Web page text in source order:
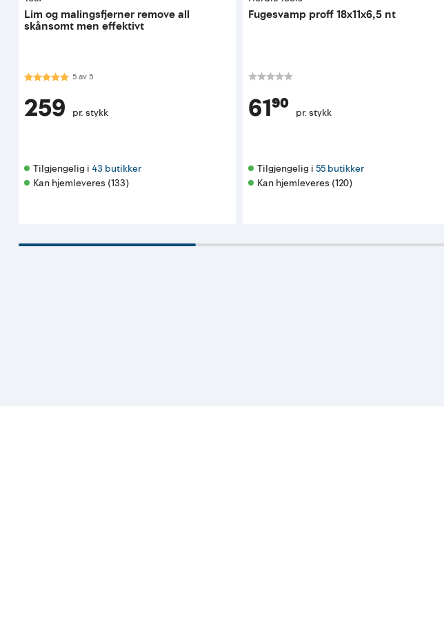
Lim og malingsfjerner remove all
skånsomt men effektivt
Karakter:5.0 av 5 mulige
5av5
259 pr. stykk
Tilgjengelig i 43 butikker
Kan hjemleveres (133)
Fugesvamp proff 18x11x6,5 nt
61⁹⁰ pr. stykk
Tilgjengelig i 55 butikker
Kan hjemleveres (120)